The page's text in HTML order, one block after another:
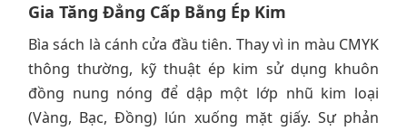
Gia Tăng Đẳng Cấp Bằng Ép Kim
Bìa sách là cánh cửa đầu tiên. Thay vì in màu CMYK
thông thường, kỹ thuật ép kim sử dụng khuôn
đồng nung nóng để dập một lớp nhũ kim loại
(Vàng, Bạc, Đồng) lún xuống mặt giấy. Sự phản